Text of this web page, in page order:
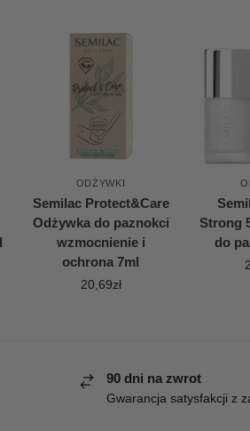
ODŻYWKI
Semilac Protect&Care
Odżywka do paznokci
wzmocnienie i
ochrona 7ml
20,69zł
Strong
do
90 dni na zwrot
Gwarancja satysfakcji z